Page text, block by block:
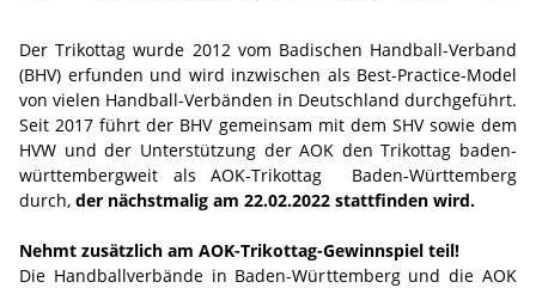
Der Trikottag wurde 2012 vom Badischen Handball-Verband
(BHV) erfunden und wird inzwischen als Best-Practice-Model
von vielen Handball-Verbänden in Deutschland durchgeführt.
Seit 2017 führt der BHV gemeinsam mit dem SHV sowie dem
HVW und der Unterstützung der AOK den Trikottag baden-
württembergweit als AOK-Trikottag Baden-Württemberg
durch, der nächstmalig am 22.02.2022 stattfinden wird.
Nehmt zusätzlich am AOK-Trikottag-Gewinnspiel teil!
Die Handballverbände in Baden-Württemberg und die AOK